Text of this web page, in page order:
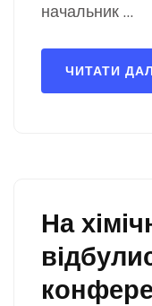
начальник …
ЧИТАТИ
На